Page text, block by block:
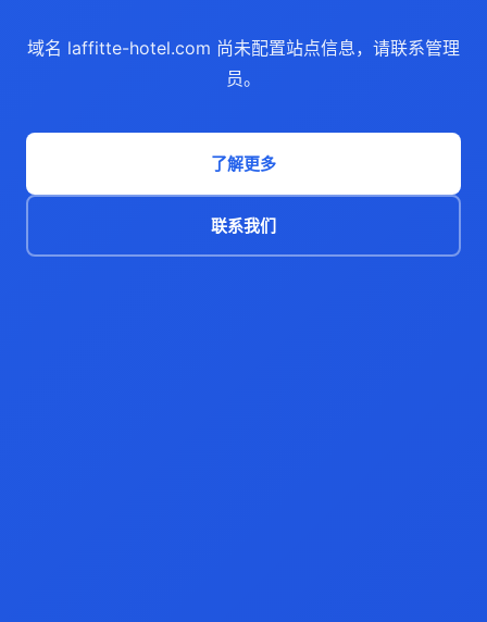
域名 laffitte-hotel.com 尚未配置站点信息，请联系管理
员。
了解更多
联系我们